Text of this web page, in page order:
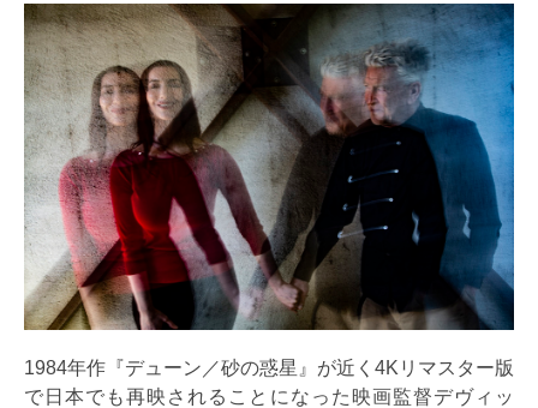
1984年作『デューン／砂の惑星』が近く4Kリマスター版
で日本でも再映されることになった映画監督デヴィッ